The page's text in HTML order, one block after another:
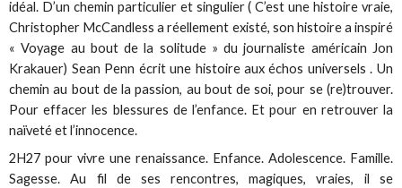
idéal. D’un chemin particulier et singulier ( C’est une histoire vraie,
Christopher McCandless a réellement existé, son histoire a inspiré
« Voyage au bout de la solitude » du journaliste américain Jon
Krakauer) Sean Penn écrit une histoire aux échos universels . Un
chemin au bout de la passion, au bout de soi, pour se (re)trouver.
Pour effacer les blessures de l’enfance. Et pour en retrouver la
naïveté et l’innocence.
2H27 pour vivre une renaissance. Enfance. Adolescence. Famille.
Sagesse. Au fil de ses rencontres, magiques, vraies, il se